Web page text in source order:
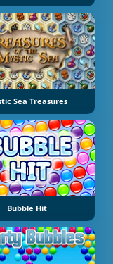
Sea Treasures
Bubble Hit